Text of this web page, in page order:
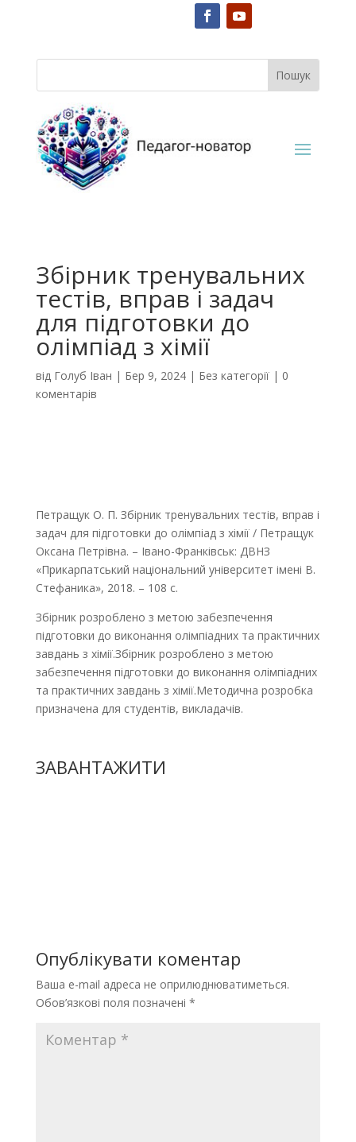
Збірник тренувальних
тестів, вправ і задач
для підготовки до
олімпіад з хімії
від Голуб Іван | Бер 9, 2024| Без категорії| 0
коментарів
Петращук О. П. Збірник тренувальних тестів, вправ і
задач для підготовки до олімпіад з хімії / Петращук
Оксана Петрівна. – Івано-Франківськ: ДВНЗ
«Прикарпатський національний університет імені В.
Стефаника», 2018. – 108 с.
Збірник розроблено з метою забезпечення
підготовки до виконання олімпіадних та практичних
завдань з хімії.Збірник розроблено з метою
забезпечення підготовки до виконання олімпіадних
та практичних завдань з хімії.Методична розробка
призначена для студентів, викладачів.
ЗАВАНТАЖИТИ
Опублікувати коментар
Ваша e-mail адреса не оприлюднюватиметься.
Обов’язкові поля позначені *